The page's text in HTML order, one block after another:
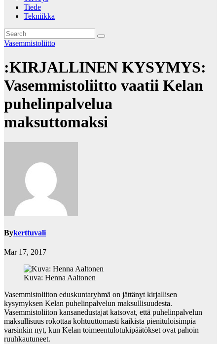
Tiede
Tekniikka
Vasemmistoliitto
:KIRJALLINEN KYSYMYS:
Vasemmistoliitto vaatii Kelan
puhelinpalvelua
maksuttomaksi
Bykerttuvali
Mar 17, 2017
Kuva: Henna Aaltonen
Vasemmistoliiton eduskuntaryhmä on jättänyt kirjallisen
kysymyksen Kelan puhelinpalvelun maksullisuudesta.
Vasemmistoliiton kansanedustajat katsovat, että puhelinpalvelun
maksullisuus rokottaa kohtuuttomasti kaikista pienituloisimpia
varsinkin nyt, kun Kelan toimeentulotukipäätökset ovat pahoin
ruuhkautuneet.